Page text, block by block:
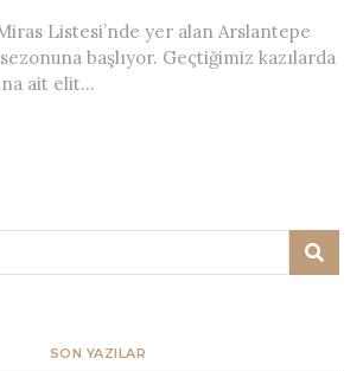
Listesi’nde yer alan Arslantepe
başlıyor. Geçtiğimiz kazılarda
ait elit...
SON YAZILAR